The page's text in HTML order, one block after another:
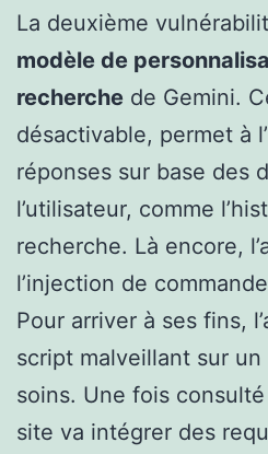
La deuxième
modèle de
recherche de Gemini.
désactivable, permet à
réponses sur base des
l’utilisateur, comme
recherche. Là encore,
l’injection de
Pour arriver à ses fins,
script malveillant sur
soins. Une fois
site va intégrer des